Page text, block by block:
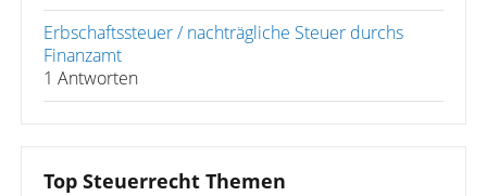
Erbschaftssteuer / nachträgliche Steuer durchs
Finanzamt
1 Antworten
Top Steuerrecht Themen